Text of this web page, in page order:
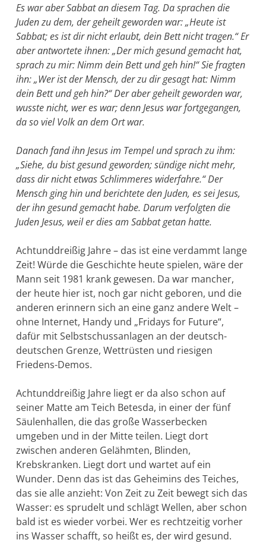
Es war aber Sabbat an diesem Tag. Da sprachen die
Juden zu dem, der geheilt geworden war: „Heute ist
Sabbat; es ist dir nicht erlaubt, dein Bett nicht tragen.“ Er
aber antwortete ihnen: „Der mich gesund gemacht hat,
sprach zu mir: Nimm dein Bett und geh hin!“ Sie frag­ten
ihn: „Wer ist der Mensch, der zu dir gesagt hat: Nimm
dein Bett und geh hin?“ Der aber geheilt geworden war,
wusste nicht, wer es war; denn Jesus war fortgegangen,
da so viel Volk an dem Ort war.
Danach fand ihn Jesus im Tempel und sprach zu ihm:
„Siehe, du bist gesund geworden; sündige nicht mehr,
dass dir nicht etwas Schlimme­res widerfahre.“ Der
Mensch ging hin und berichtete den Juden, es sei Jesus,
der ihn gesund gemacht habe. Darum verfolgten die
Juden Jesus, weil er dies am Sabbat getan hatte.
Achtunddreißig Jahre – das ist eine verdammt lange
Zeit! Würde die Geschichte heute spielen, wäre der
Mann seit 1981 krank gewesen. Da war mancher,
der heute hier ist, noch gar nicht geboren, und die
anderen erinnern sich an eine ganz andere Welt –
ohne Internet, Handy und „Fridays for Future“,
dafür mit Selbst­schussanlagen an der deutsch-
deutschen Grenze, Wettrüsten und riesigen
Friedens-Demos.
Achtunddreißig Jahre liegt er da also schon auf
seiner Matte am Teich Betesda, in einer der fünf
Säulenhallen, die das große Wasserbe­cken
umgeben und in der Mitte teilen. Liegt dort
zwischen anderen Gelähmten, Blinden,
Krebskranken. Liegt dort und wartet auf ein
Wunder. Denn das ist das Geheimins des Teiches,
das sie alle anzieht: Von Zeit zu Zeit bewegt sich das
Wasser: es sprudelt und schlägt Wellen, aber schon
bald ist es wieder vorbei. Wer es rechtzei­tig vorher
ins Wasser schafft, so heißt es, der wird gesund.